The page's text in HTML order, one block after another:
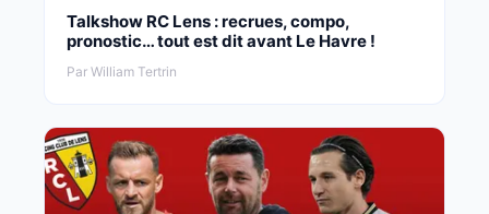
Talkshow RC Lens : recrues, compo,
pronostic… tout est dit avant Le Havre !
Par William Tertrin